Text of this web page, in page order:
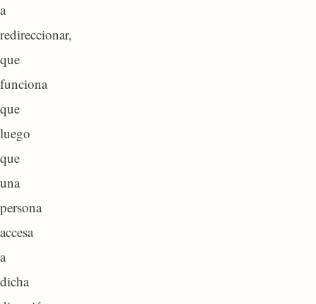
a
redireccionar,
que
funciona
que
luego
que
una
persona
accesa
a
dicha